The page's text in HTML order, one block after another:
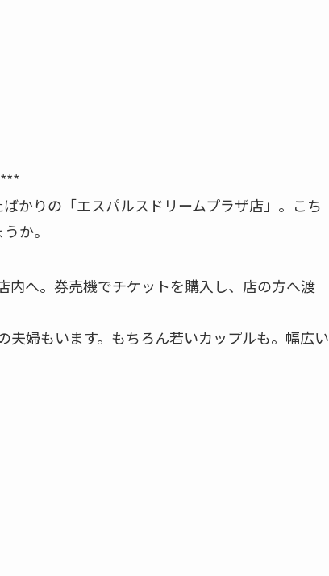
かりの「エスパルスドリームプラザ店」。こち
か。
内へ。券売機でチケットを購入し、店の方へ渡
婦もいます。もちろん若いカップルも。幅広い